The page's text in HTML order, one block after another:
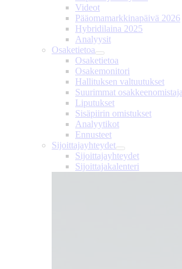
Videot
Pääomamarkkinapäivä 2026
Hybridilaina 2025
Analyysit
Osaketietoa
Osaketietoa
Osakemonitori
Hallituksen valtuutukset
Suurimmat
Liputukset
Sisäpiirin omistukset
Analyytikot
Ennusteet
Sijoittajayhteydet
Sijoittajayhteydet
Sijoittajakalenteri